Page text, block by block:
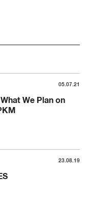
05.07.21
We Plan on
23.08.19